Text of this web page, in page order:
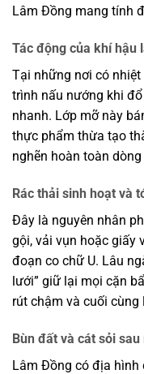
Lâm Đồng mang tính
Tác động của khí hậu
Tại những nơi có
trình nấu nướng khi
nhanh. Lớp mỡ này
thực phẩm thừa tạo
nghẽn hoàn toàn dòng
Rác thải sinh hoạt và
Đây là nguyên nhân
gội, vải vụn hoặc giấy
đoạn co chữ U. Lâu
lưới” giữ lại mọi cặn
rút chậm và cuối cùng
Bùn đất và cát sỏi sau
Lâm Đồng có địa hình